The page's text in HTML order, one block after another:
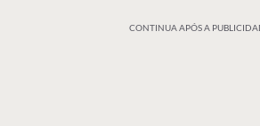
CONTINUA APÓS A